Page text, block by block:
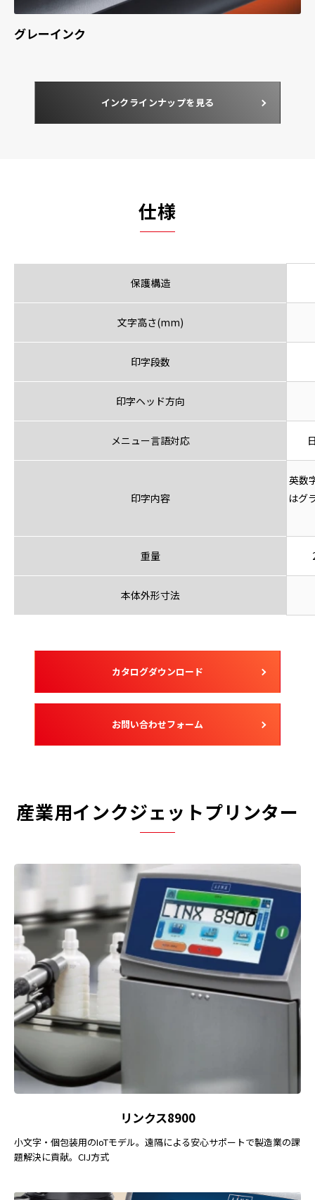
グレーインク
インクラインナップを見る
仕様
保護構造
文字高さ(mm)
印字段数
印字ヘッド方向
メニュー言語対応
印字内容
英数
はグ
重量
本体外形寸法
カタログダウンロード
お問い合わせフォーム
産業用インクジェットプリンター
リンクス8900
小文字・個包装用のIoTモデル。遠隔による安心サポートで製造業の課
題解決に貢献。CIJ方式